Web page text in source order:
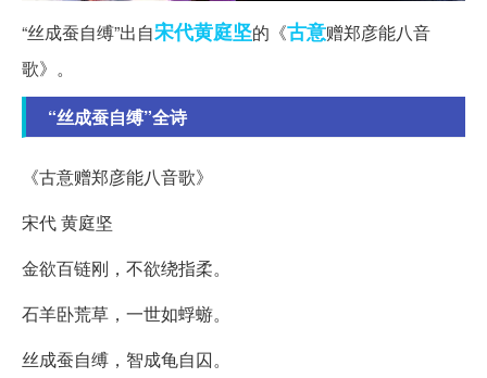
“丝成蚕自缚”出自宋代黄庭坚的《古意赠郑彦能八音
歌》。
“丝成蚕自缚”全诗
《古意赠郑彦能八音歌》
宋代 黄庭坚
金欲百链刚，不欲绕指柔。
石羊卧荒草，一世如蜉蝣。
丝成蚕自缚，智成龟自囚。